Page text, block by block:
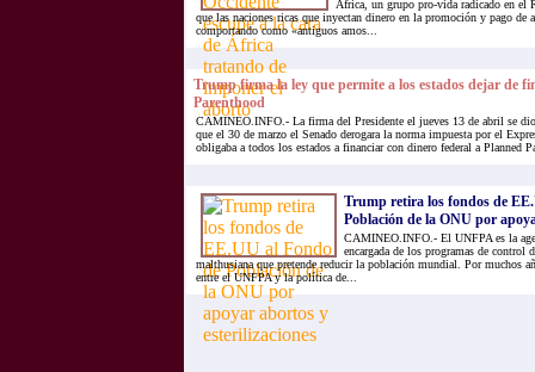
Africa, un grupo pro-vida radicado en el
que las naciones ricas que inyectan dinero en la promoción y pago de
comportando como «antiguos amos...
Trump firma la ley que permite a los estados dejar de
Parenthood
CAMINEO.INFO.- La firma del Presidente el jueves 13 de abril se
que el 30 de marzo el Senado derogara la norma impuesta por el
obligaba a todos los estados a financiar con dinero federal a Planned
Trump retira los fondos de
Población de la ONU por
CAMINEO.INFO.- El UNFPA es la
encargada de los programas de control
malthusiana que pretende reducir la población mundial. Por muchos
entre el UNFPA y la política de...